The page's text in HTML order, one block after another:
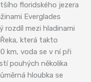
floridského jezera
Everglades
rozdíl mezi hladinami
která takto
km, voda se v ní při
pouhých několika
hloubka se